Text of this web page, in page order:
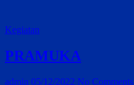
Kegiatan
PRAMUKA
admin 05/12/2022 No Comments